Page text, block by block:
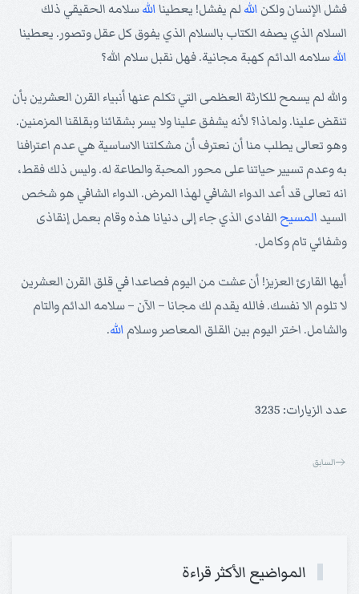
فشل الإنسان ولكن الله لم يفشل! يعطينااللهسلامه الحقيقي ذلك
السلام الذي يصفه الكتاب بالسلام الذي يفوق كل عقل وتصور. يعطينا
اللهسلامه الدائم كهبة مجانية. فهل نقبل سلام الله؟
والله لم يسمح للكارثة العظمى التي تكلم عنها أنبياء القرن العشرين بأن
تنقض علينا. ولماذا؟ لأنه يشفق علينا ولا يسر بشقائنا وبقلقنا المزمنين.
وهو تعالى يطلب منا أن نعترف أن مشكلتنا الاساسية هي عدم اعترافنا
به وعدم تسيير حياتنا على محور المحبة والطاعة له. وليس ذلك فقط،
انه تعالى قد أعد الدواء الشافي لهذا المرض. الدواء الشافي هو شخص
السيد المسيح الفادى الذي جاء إلى دنيانا هذه وقام بعمل إنقاذى
وشفائي تام وكامل.
أيها القارئ العزيز! أن عشت من اليوم فصاعدا في قلق القرن العشرين
لا تلوم الا نفسك. فالله يقدم لك مجانا – الآن – سلامه الدائم والتام
والشامل. اختر اليوم بين القلق المعاصر وسلام الله.
عدد الزيارات: 3235
السابق
المواضيع الأكثر قراءة